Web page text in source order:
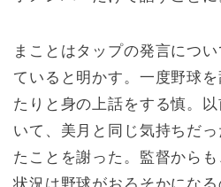
まことはタップの発言につ
ていると明かす。一度野球
たりと身の上話をする慎。
いて、 美月と同じ気持ちだ
たことを謝った。監督から
状況は野球がおろそかにな